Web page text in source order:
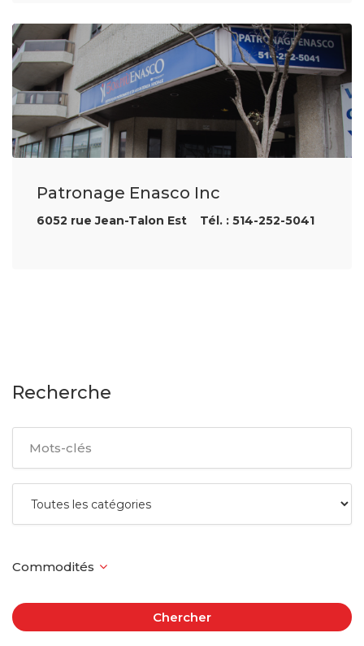
Patronage Enasco Inc
6052 rue Jean-Talon Est Tél. : 514-252-5041
Recherche
Chercher